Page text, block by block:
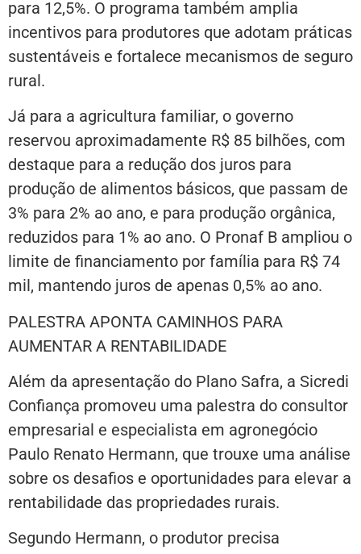
para 12,5%. O programa também amplia
incentivos para produtores que adotam práticas
sustentáveis e fortalece mecanismos de seguro
rural.
Já para a agricultura familiar, o governo
reservou aproximadamente R$ 85 bilhões, com
destaque para a redução dos juros para
produção de alimentos básicos, que passam de
3% para 2% ao ano, e para produção orgânica,
reduzidos para 1% ao ano. O Pronaf B ampliou o
limite de financiamento por família para R$ 74
mil, mantendo juros de apenas 0,5% ao ano.
PALESTRA APONTA CAMINHOS PARA
AUMENTAR A RENTABILIDADE
Além da apresentação do Plano Safra, a Sicredi
Confiança promoveu uma palestra do consultor
empresarial e especialista em agronegócio
Paulo Renato Hermann, que trouxe uma análise
sobre os desafios e oportunidades para elevar a
rentabilidade das propriedades rurais.
Segundo Hermann, o produtor precisa